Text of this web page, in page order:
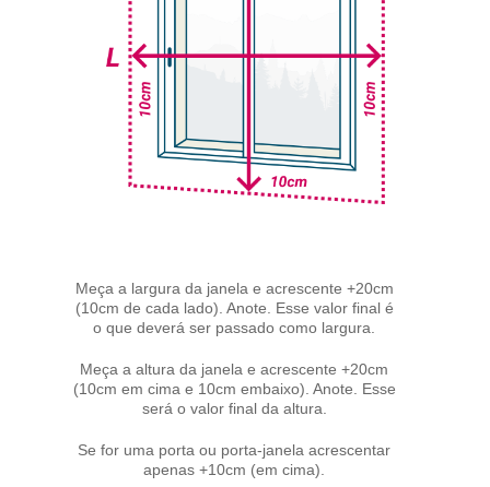
Meça a largura da janela e acrescente +20cm
(10cm de cada lado). Anote. Esse valor final é
o que deverá ser passado como largura.
Meça a altura da janela e acrescente +20cm
(10cm em cima e 10cm embaixo). Anote. Esse
será o valor final da altura.
Se for uma porta ou porta-janela acrescentar
apenas +10cm (em cima).